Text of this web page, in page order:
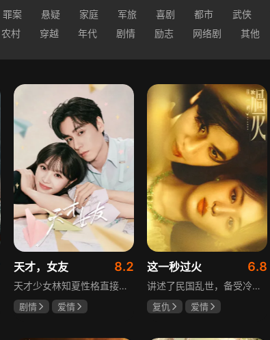
罪案 悬疑 家庭 军旅 喜剧 都市 武侠
农村 穿越 年代 剧情 励志 网络剧 其他
天才，女友 8.2
天才少女林知夏性格直接、不善交际，从小没有好友。考入省一中后，她因解题比拼与性格阳光的学霸江逾白相识并成为同桌。作为社交达人的江逾白帮林知夏融入集体交到汤婷婷、段启言、沈负暄、金百慧等朋友，林知夏为表达感谢帮他补习功课，两人渐渐从竞争走向互助，最终成为最好的朋友。俩人还一同解决同学被骗、一起参加社团活动与省数学竞赛，在这个过程中，江逾白对林知夏感情渐深，但只把爱意埋在心里。林知夏被保送复旦后，江逾白准备在毕业之旅对她告白，却因母亲卷入诈骗案而遗憾离开，俩人最终能否冲破阻碍走到一起
剧情
爱情
这一秒过火 6.8
讲述了民国乱世，备受冷眼的世家少爷慕容清峄与饱受苦难的复仇孤女任素素阴差阳错结缘相识，却因误会含恨而别。两人再重逢，却身份错位，陷入爱恨交织的极限拉扯中。二人历经世事波折与生离死别，最后携手直面乱世危局。
复仇
爱情